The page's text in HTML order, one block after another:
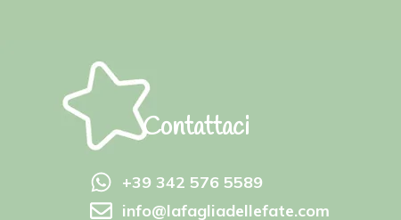
Contattaci
+39 342 576 5589
info@lafagliadellefate.com